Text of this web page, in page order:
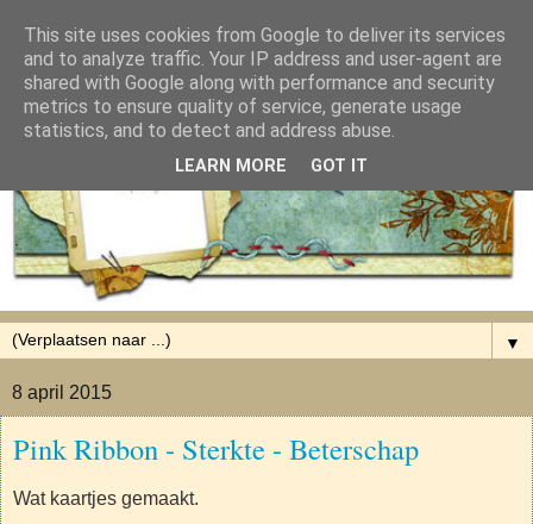
▼
8 april 2015
Pink Ribbon - Sterkte - Beterschap
Wat kaartjes gemaakt.
This site uses cookies from Google to deliver its services
and to analyze traffic. Your IP address and user-agent are
shared with Google along with performance and security
metrics to ensure quality of service, generate usage
statistics, and to detect and address abuse.
LEARN MORE GOT IT